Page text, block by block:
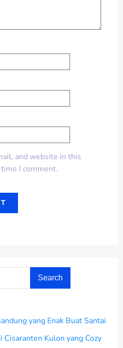
and website in this
I comment.
Search
yang Enak Buat Santai
Kulon yang Cozy